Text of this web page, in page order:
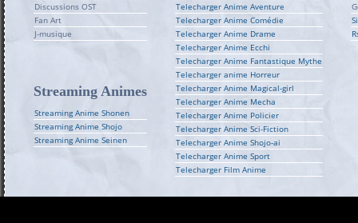
Discussions OST
Fan Art
J-musique
Streaming Animes
Streaming Anime Shonen
Streaming Anime Shojo
Streaming Anime Seinen
Telecharger Anime Aventure
Telecharger Anime Comédie
Telecharger Anime Drame
Telecharger Anime Ecchi
Telecharger Anime Fantastique Mythe
Telecharger anime Horreur
Telecharger Anime Magical-girl
Telecharger Anime Mecha
Telecharger Anime Policier
Telecharger Anime Sci-Fiction
Telecharger Anime Shojo-ai
Telecharger Anime Sport
Telecharger Film Anime